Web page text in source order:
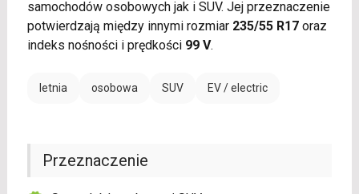
samochodów osobowych jak i SUV. Jej przeznaczenie
potwierdzają między innymi rozmiar 235/55 R17oraz
indeks nośności i prędkości 99 V.
letnia osobowa SUV EV / electric
Przeznaczenie